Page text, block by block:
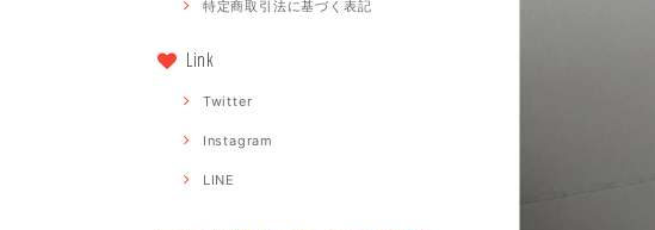
特定商取引法に基づく表記
Link
Twitter
Instagram
LINE